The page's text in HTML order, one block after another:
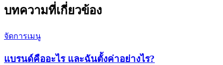
บทความที่เกี่ยวข้อง
จัดการเมนู
แบรนด์คืออะไร และฉันตั้งค่าอย่างไร?